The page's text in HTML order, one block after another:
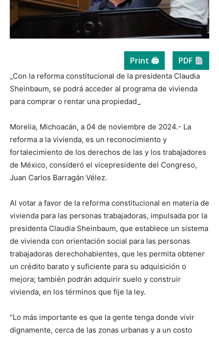
Print 🖨 PDF
_Con la reforma constitucional de la presidenta Claudia
Sheinbaum, se podrá acceder al programa de vivienda
para comprar o rentar una propiedad_
Morelia, Michoacán, a 04 de noviembre de 2024.- La
reforma a la vivienda, es un reconocimiento y
fortalecimiento de los derechos de las y los trabajadores
de México, consideró el vicepresidente del Congreso,
Juan Carlos Barragán Vélez.
Al votar a favor de la reforma constitucional en materia de
vivienda para las personas trabajadoras, impulsada por la
presidenta Claudia Sheinbaum, que establece un sistema
de vivienda con orientación social para las personas
trabajadoras derechohabientes, que les permita obtener
un crédito barato y suficiente para su adquisición o
mejora; también podrán adquirir suelo y construir
vivienda, en los términos que fije la ley.
“Lo más importante es que la gente tenga donde vivir
dignamente, cerca de las zonas urbanas y a un costo